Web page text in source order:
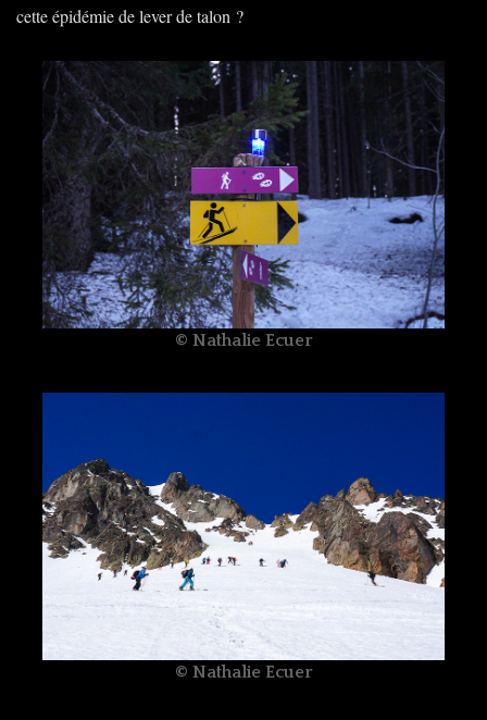
cette épidémie de lever de talon ?
© Nathalie Ecuer
© Nathalie Ecuer